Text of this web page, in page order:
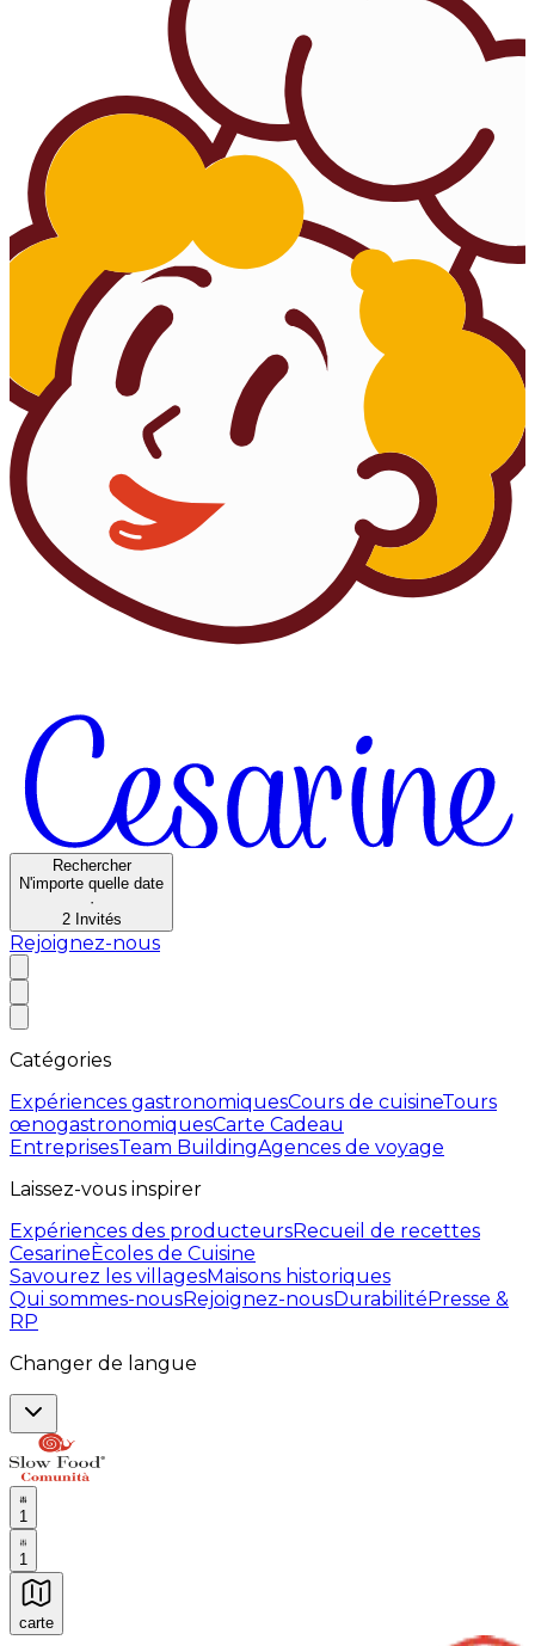
Rechercher
N'importe quelle date
·
2 Invités
Rejoignez-nous
Catégories
Expériences gastronomiquesCours de cuisineTours
œnogastronomiquesCarte Cadeau
EntreprisesTeam BuildingAgences de voyage
Laissez-vous inspirer
Expériences des producteursRecueil de recettes
CesarineÈcoles de Cuisine
Savourez les villagesMaisons historiques
Qui sommes-nousRejoignez-nousDurabilitéPresse &
RP
Changer de langue
1
1
carte